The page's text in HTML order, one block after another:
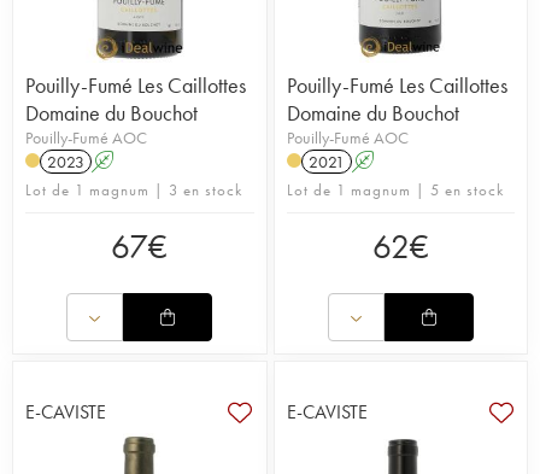
Pouilly-Fumé Les Caillottes
Domaine du Bouchot
Pouilly-Fumé AOC
2023 A
Lot de 1 magnum | 3 en stock
67€
Pouilly-Fumé Les Caillottes
Domaine du Bouchot
Pouilly-Fumé AOC
2021 A
Lot de 1 magnum | 5 en stock
62€
E-CAVISTE E-CAVISTE